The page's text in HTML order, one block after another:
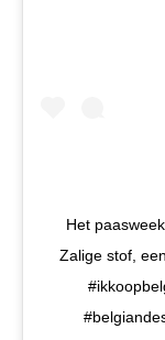
Het
Zalige stof,